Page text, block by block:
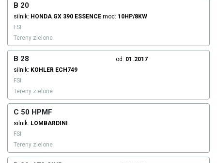
B 20
silnik: HONDA GX 390 ESSENCE moc: 10HP/8KW
FSI
Tereny zielone
B 28 od: 01.2017
silnik: KOHLER ECH749
FSI
Tereny zielone
C 50 HPMF
silnik: LOMBARDINI
FSI
Tereny zielone